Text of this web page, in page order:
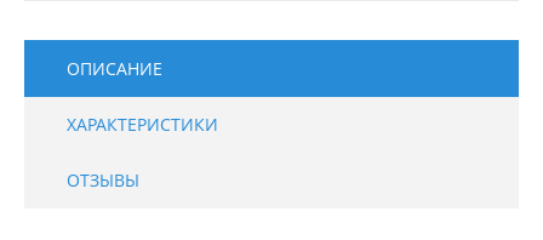
ОПИСАНИЕ
ХАРАКТЕРИСТИКИ
ОТЗЫВЫ